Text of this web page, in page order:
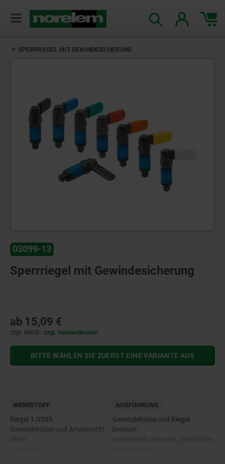
SPERRRIEGEL MIT GEWINDESICHERUNG
03099-13
Sperrriegel mit Gewindesicherung
ab 15,09 €
zzgl. MwSt. zzgl. Versandkosten
BITTE WÄHLEN SIE ZUERST EINE VARIANTE AUS
WERKSTOFF
Riegel 1.0503.
Gewindehülse und Arretierstift
AUSFÜHRUNG
Gewindehülse und Riegel
brüniert.